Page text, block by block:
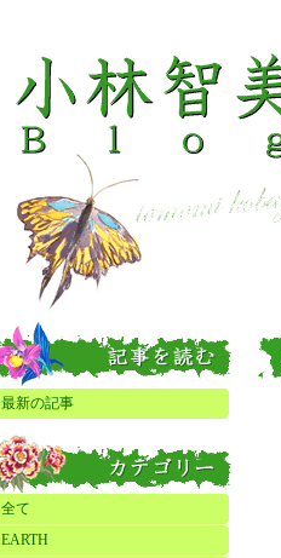
最新の記事
全て
EARTH